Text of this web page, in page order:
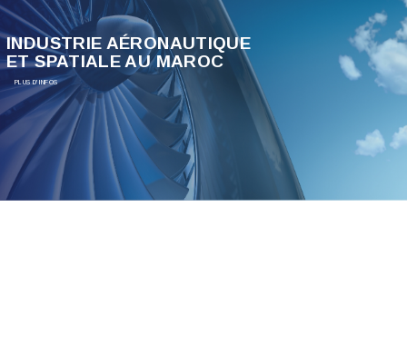
INDUSTRIE AÉRONAUTIQUE
ET SPATIALE AU MAROC
PLUS D'INFOS